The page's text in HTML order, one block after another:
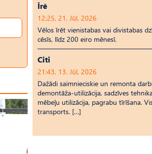
Īrē
12:25, 21. Jūl, 2026
Vēlos īrēt vienistabas vai divistabas
cēsīs, līdz 200 eiro mēnesī.
Citi
21:43, 13. Jūl, 2026
Dažādi saimnieciskie un remonta
demontāža-utilizācija, sadzīves
mēbeļu utilizācija, pagrabu tīrīšana.
transports. […]